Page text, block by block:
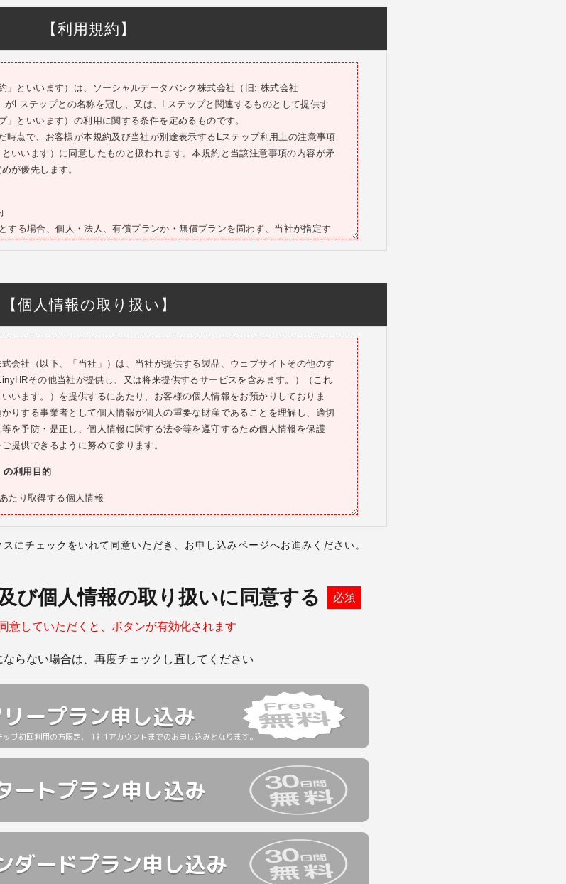
【利用規約】
」といいます）は、ソーシャルデータバンク株式会社（旧: 株式会社
Lステップとの名称を冠し、又は、Lステップと関連するものとして提供す
といいます）の利用に関する条件を定めるものです。
時点で、お客様が本規約及び当社が別途表示するLステップ利用上の注意事項
いいます）に同意したものと扱われます。本規約と当該注意事項の内容が矛
が優先します。
する場合、個人・法人、有償プランか・無償プランを問わず、当社が指定す
利用が適当でないと判断されたとき
ます。
権者など法定代理人の同意を得たうえでLステップを利用してください。
の法人が複数個の契約を締結し、複数のアカウントを取得することができま
契約について、申込時の条件に基づいてLステップの利用権が発生し、契約
す。
テップと連携したことのあるLINE公式アカウントとは、再度連携させること
ウントとの連携を行わない限り、Ｌステップの利用を開始できません。Ｌス
います）についてのみ動作を保証しており、その他のアカウントは動作保証
せない場合、民法548条の4の定めに基づき、適切な予告期間を設けてお客様
間を設けて、お客様に変更内容を通知するものとし、お客様が当該予告期間
知した場合、本規約等の変更は効力を生じない一方で、Lステップの利用契
て終了し、次項の定めにかかわらず、解約の申し出がなくとも延長されませ
日から１ヶ月間（期間の開始日が暦月の２９日以降の場合であって、その翌
日の翌月の末日まで。以下本項において同じ）が経過する日（以下「初回課金
様が当社所定の方法により利用期間の満了日の前日までに解約手続きを完了
週間前までに解約を通知しない限り、利用期間は自動的に１か月間延長され
を利用する場合を除き、利用開始から３ヶ月間（有償プランにおいて利用料
【個人情報の取り扱い】
会社（以下、「当社」）は、当社が提供する製品、ウェブサイトその他のす
その他当社が提供し、又は将来提供するサービスを含みます。）（これ
います。）を提供するにあたり、お客様の個人情報をお預かりしておりま
りする事業者として個人情報が個人の重要な財産であることを理解し、適切
を予防・是正し、個人情報に関する法令等を遵守するため個人情報を保護
提供できるように努めて参ります。
の利用目的
たり取得する個人情報
絡のため
ビス（お客様が検討又は利用されたサービス以外のサービスを含みます。）
、改善・開発のため
、改善・開発、サービス向上等のため
基づく場合又はお客様から別途指示若しくは同意を受けた場合を除き、当社
ティング目的には利用しません。
ただいた個人情報
ビス（お客様が検討又は利用されたサービス以外のサービスを含みます。）
報
るため
にチェックをいれて同意いただき、お申し込みページへお進みください。
び個人情報の取り扱いに同意する 必須
意していただくと、ボタンが有効化されます
ならない場合は、再度チェックし直してください
ープラン申し込み
プ初回利用の方限定、 1社1アカウントまでのお申し込みとなります。
ートプラン申し込み
ダードプラン申し込み